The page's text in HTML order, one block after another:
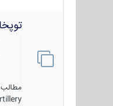
...